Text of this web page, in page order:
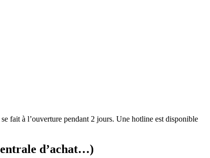
fait à l’ouverture pendant 2 jours. Une hotline est disponible
d’achat…)